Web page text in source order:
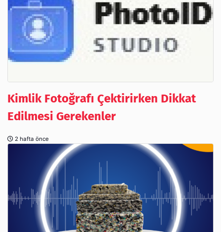
Kimlik Fotoğrafı Çektirirken Dikkat
Edilmesi Gerekenler
2 hafta önce